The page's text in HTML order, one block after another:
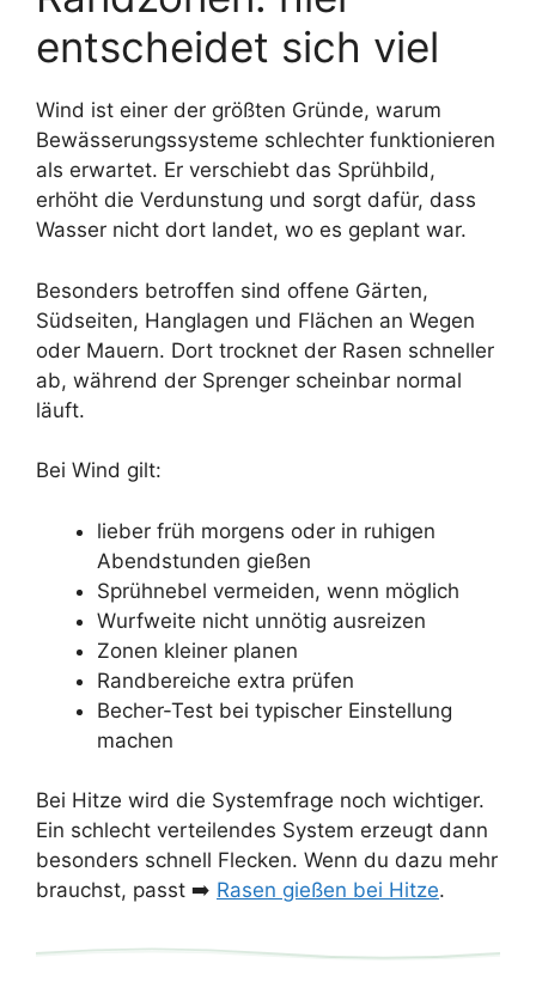
entscheidet sich viel
Wind ist einer der größten Gründe, warum
Bewässerungssysteme schlechter funktionieren
als erwartet. Er verschiebt das Sprühbild,
erhöht die Verdunstung und sorgt dafür, dass
Wasser nicht dort landet, wo es geplant war.
Besonders betroffen sind offene Gärten,
Südseiten, Hanglagen und Flächen an Wegen
oder Mauern. Dort trocknet der Rasen schneller
ab, während der Sprenger scheinbar normal
läuft.
Bei Wind gilt:
lieber früh morgens oder in ruhigen
Abendstunden gießen
Sprühnebel vermeiden, wenn möglich
Wurfweite nicht unnötig ausreizen
Zonen kleiner planen
Randbereiche extra prüfen
Becher-Test bei typischer Einstellung
machen
Bei Hitze wird die Systemfrage noch wichtiger.
Ein schlecht verteilendes System erzeugt dann
besonders schnell Flecken. Wenn du dazu mehr
brauchst, passt ➡️ Rasen gießen bei Hitze.